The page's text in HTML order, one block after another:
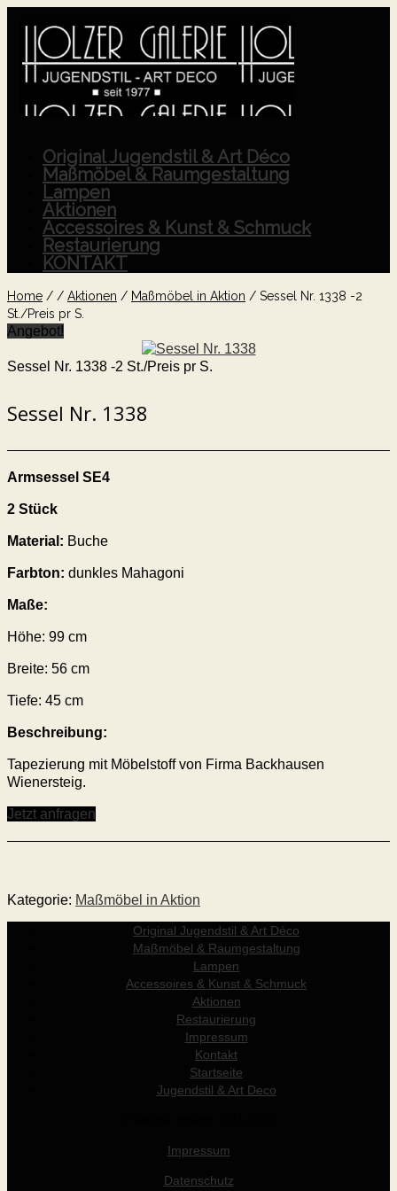
Original Jugendstil & Art Déco
Maßmöbel & Raumgestaltung
Lampen
Aktionen
Accessoires & Kunst & Schmuck
Restaurierung
KONTAKT
Home / / Aktionen / Maßmöbel in Aktion / Sessel Nr. 1338 -2
St./Preis pr S.
Angebot!
Sessel Nr. 1338 -2 St./Preis pr S.
Sessel Nr. 1338
Armsessel SE4
2 Stück
Material: Buche
Farbton: dunkles Mahagoni
Maße:
Höhe: 99 cm
Breite: 56 cm
Tiefe: 45 cm
Beschreibung:
Tapezierung mit Möbelstoff von Firma Backhausen
Wienersteig.
Jetzt anfragen
Kategorie: Maßmöbel in Aktion
Original Jugendstil & Art Déco
Maßmöbel & Raumgestaltung
Lampen
Accessoires & Kunst & Schmuck
Aktionen
Restaurierung
Impressum
Kontakt
Startseite
Jugendstil & Art Deco
Impressum
Datenschutz